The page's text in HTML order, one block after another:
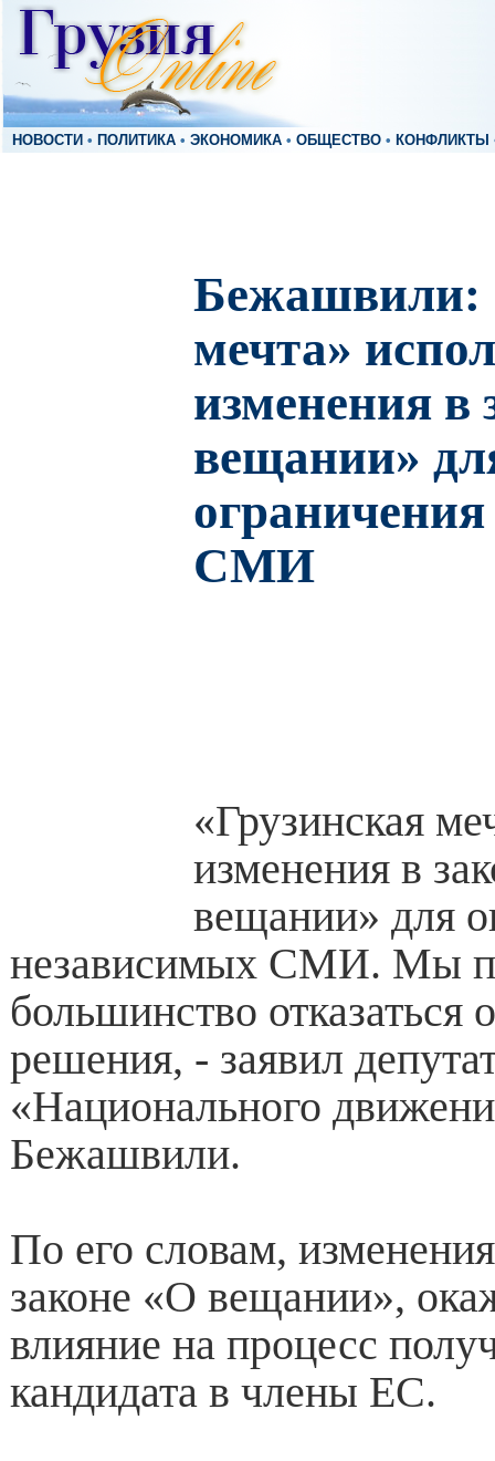
НОВОСТИ • ПОЛИТИКА • ЭКОНОМИКА • ОБЩЕСТВО • КОНФЛИКТЫ
Бежашвили:
мечта»
изменения в
вещании»
СМИ
«Грузинская
изменения в
вещании» для
независимых СМИ. Мы
большинство отказаться
решения, - заявил
«Национального
Бежашвили.
По его словам,
законе «О вещании»,
влияние на процесс
кандидата в члены ЕС.